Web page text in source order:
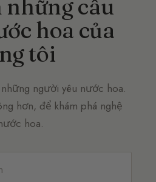
câu
hoa của
tôi
người yêu nước hoa.
hơn, để khám phá nghệ
hoa.